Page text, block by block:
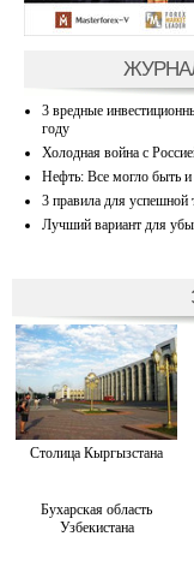
3 вредные
году
Холодная война с
Нефть: Все могло быть
3 правила для
Лучший вариант для
Столица Кыргызстана
Бухарская область
Узбекистана